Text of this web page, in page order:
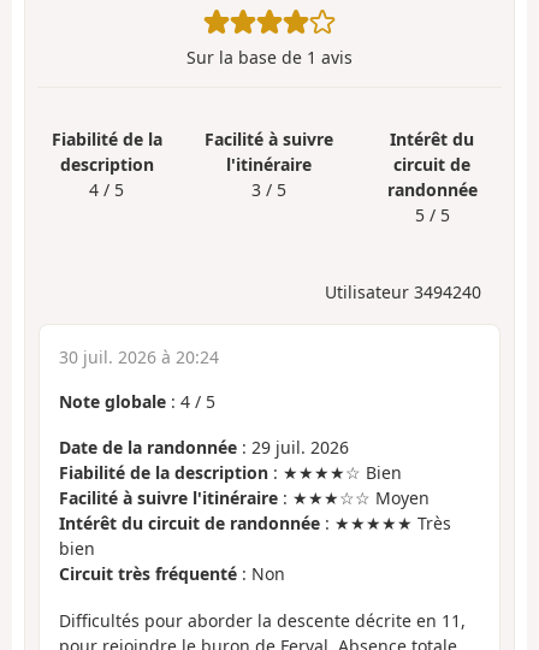
Sur la base de 1 avis
Fiabilité de la
description
4 / 5
Facilité à suivre
l'itinéraire
3 / 5
Intérêt du
circuit de
randonnée
5 / 5
Utilisateur 3494240
30 juil. 2026 à 20:24
Note globale : 4 / 5
Date de la randonnée : 29 juil. 2026
Fiabilité de la description : ★★★★☆ Bien
Facilité à suivre l'itinéraire : ★★★☆☆ Moyen
Intérêt du circuit de randonnée : ★★★★★ Très
bien
Circuit très fréquenté : Non
Difficultés pour aborder la descente décrite en 11,
pour rejoindre le buron de Ferval. Absence totale